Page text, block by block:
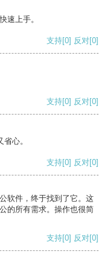
速上手。
支持[0] 反对[0]
支持[0] 反对[0]
心。
支持[0] 反对[0]
软件，终于找到了它。这
的所有需求。操作也很简
支持[0] 反对[0]